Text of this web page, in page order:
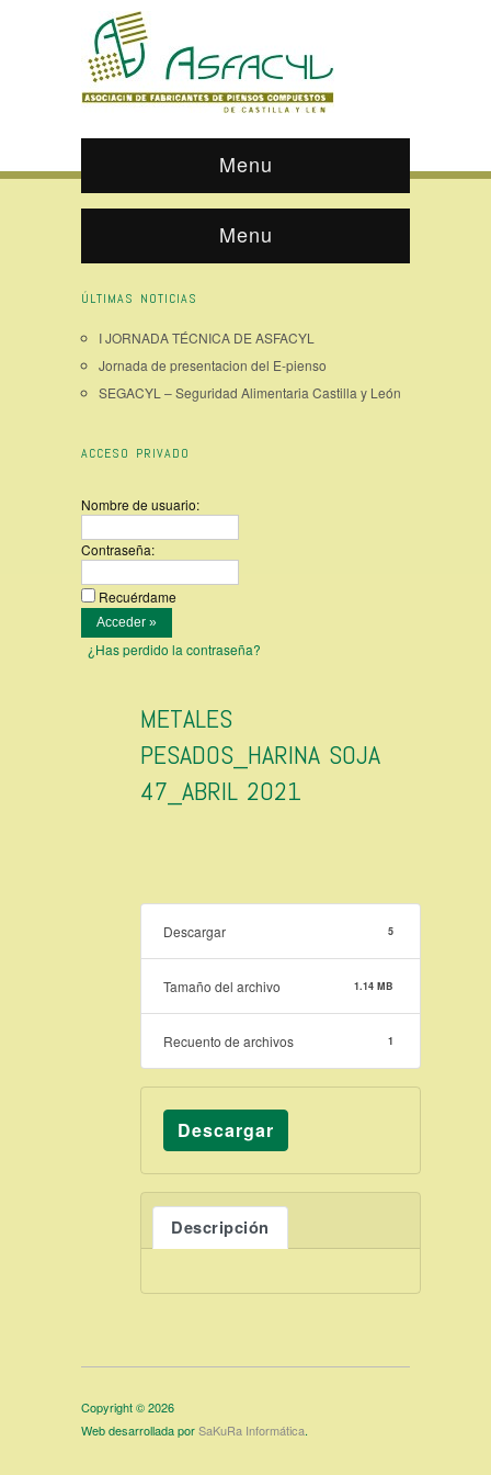
Menu
Menu
ÚLTIMAS NOTICIAS
I JORNADA TÉCNICA DE ASFACYL
Jornada de presentacion del E-pienso
SEGACYL – Seguridad Alimentaria Castilla y León
ACCESO PRIVADO
Nombre de usuario:
Contraseña:
Recuérdame
¿Has perdido la contraseña?
METALES
PESADOS_HARINA SOJA
47_ABRIL 2021
Descargar 5
Tamaño del archivo 1.14 MB
Recuento de archivos 1
Descargar
Descripción
Copyright © 2026
Web desarrollada porSaKuRa Informática.